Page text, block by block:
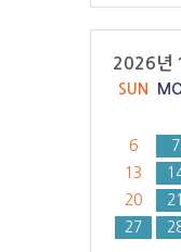
2026년
SUN
6
7
13
20
27